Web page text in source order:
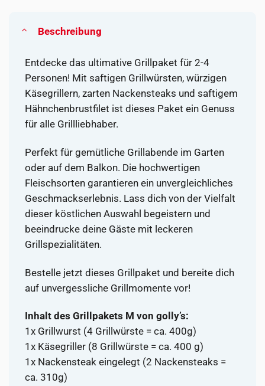
Beschreibung
Entdecke das ultimative Grillpaket für 2-4
Personen! Mit saftigen Grillwürsten, würzigen
Käsegrillern, zarten Nackensteaks und saftigem
Hähnchenbrustfilet ist dieses Paket ein Genuss
für alle Grillliebhaber.
Perfekt für gemütliche Grillabende im Garten
oder auf dem Balkon. Die hochwertigen
Fleischsorten garantieren ein unvergleichliches
Geschmackserlebnis. Lass dich von der Vielfalt
dieser köstlichen Auswahl begeistern und
beeindrucke deine Gäste mit leckeren
Grillspezialitäten.
Bestelle jetzt dieses Grillpaket und bereite dich
auf unvergessliche Grillmomente vor!
Inhalt des Grillpakets M von golly’s:
1x Grillwurst (4 Grillwürste = ca. 400g)
1x Käsegriller (8 Grillwürste = ca. 400 g)
1x Nackensteak eingelegt (2 Nackensteaks =
ca. 310g)